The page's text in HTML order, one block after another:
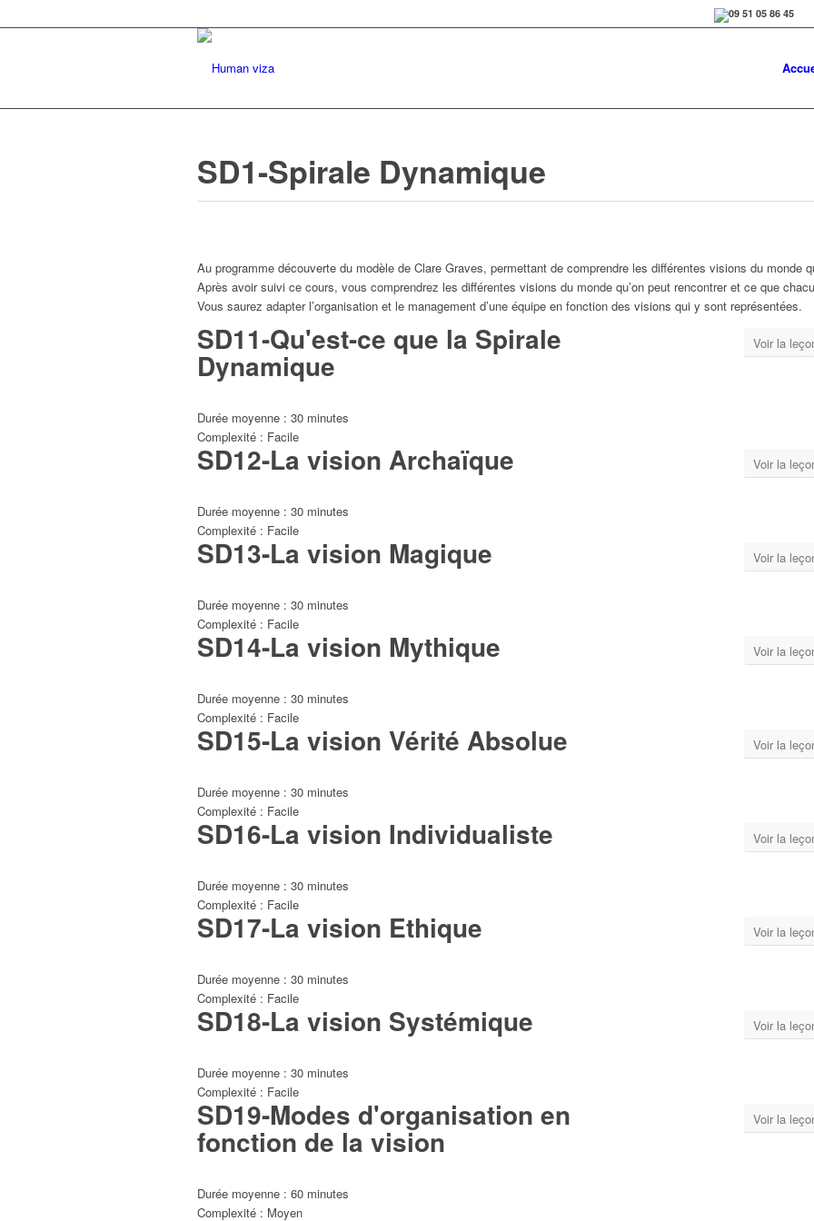
SD1-Spirale Dynamique
Au programme découverte du modèle de Clare Graves, permettant de comprendre les différentes visions du monde
Après avoir suivi ce cours, vous comprendrez les différentes visions du monde qu’on peut rencontrer et ce que
Vous saurez adapter l’organisation et le management d’une équipe en fonction des visions qui y sont représentées.
SD11-Qu'est-ce que la Spirale
Dynamique
Durée moyenne : 30 minutes
Complexité : Facile
Voir la
SD12-La vision Archaïque
Durée moyenne : 30 minutes
Complexité : Facile
Voir la
SD13-La vision Magique
Durée moyenne : 30 minutes
Complexité : Facile
Voir la
SD14-La vision Mythique
Durée moyenne : 30 minutes
Complexité : Facile
Voir la
SD15-La vision Vérité Absolue
Durée moyenne : 30 minutes
Complexité : Facile
Voir la
SD16-La vision Individualiste
Durée moyenne : 30 minutes
Complexité : Facile
Voir la
SD17-La vision Ethique
Durée moyenne : 30 minutes
Complexité : Facile
Voir la
SD18-La vision Systémique
Durée moyenne : 30 minutes
Complexité : Facile
Voir la
SD19-Modes d'organisation en
fonction de la vision
Durée moyenne : 60 minutes
Complexité : Moyen
Voir la